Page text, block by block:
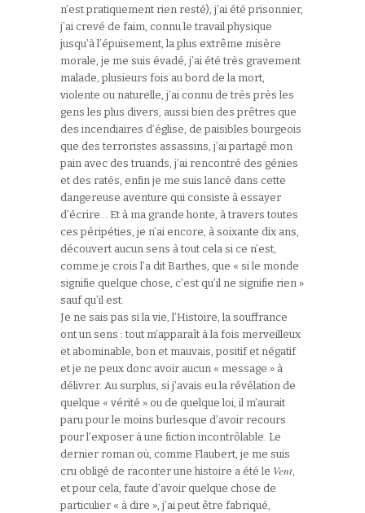
n’est pratiquement rien resté), j’ai été prisonnier,
j’ai crevé de faim, connu le travail physique
jusqu’à l’épuisement, la plus extrême misère
morale, je me suis évadé, j’ai été très gravement
malade, plusieurs fois au bord de la mort,
violente ou naturelle, j’ai connu de très près les
gens les plus divers, aussi bien des prêtres que
des incendiaires d’église, de paisibles bourgeois
que des terroristes assassins, j’ai partagé mon
pain avec des truands, j’ai rencontré des génies
et des ratés, enfin je me suis lancé dans cette
dangereuse aventure qui consiste à essayer
d’écrire… Et à ma grande honte, à travers toutes
ces péripéties, je n’ai encore, à soixante dix ans,
découvert aucun sens à tout cela si ce n’est,
comme je crois l’a dit Barthes, que « si le monde
signifie quelque chose, c’est qu’il ne signifie rien »
sauf qu’il est.
Je ne sais pas si la vie, l’Histoire, la souffrance
ont un sens : tout m’apparaît à la fois merveilleux
et abominable, bon et mauvais, positif et négatif
et je ne peux donc avoir aucun « message » à
délivrer. Au surplus, si j’avais eu la révélation de
quelque « vérité » ou de quelque loi, il m’aurait
paru pour le moins burlesque d’avoir recours
pour l’exposer à une fiction incontrôlable. Le
dernier roman où, comme Flaubert, je me suis
cru obligé de raconter une histoire a été le Vent,
et pour cela, faute d’avoir quelque chose de
particulier « à dire », j’ai peut être fabriqué,